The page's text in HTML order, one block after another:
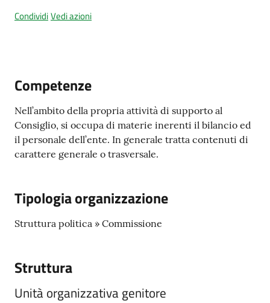
trasparente
Tutti
gli
argomenti...
Seguici
CondividiVedi azioni
Competenze
Nell’ambito della propria attività di supporto al
Consiglio, si occupa di materie inerenti il bilancio ed
il personale dell’ente. In generale tratta contenuti di
carattere generale o trasversale.
Tipologia organizzazione
Struttura politica » Commissione
Struttura
Unità organizzativa genitore